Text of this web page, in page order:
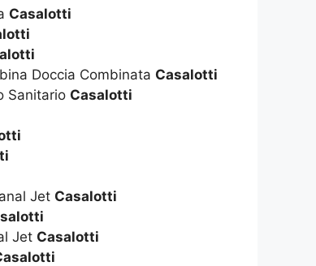
Casalotti
Doccia Combinata Casalotti
Sanitario Casalotti
Jet Casalotti
Jet Casalotti